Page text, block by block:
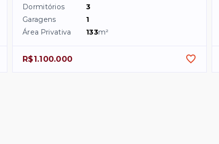
Dormitórios
3
Garagens
1
Área Privativa
133m²
R$1.100.000